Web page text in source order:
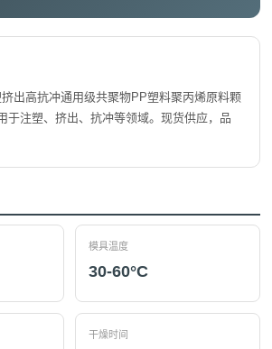
出高抗冲通用级共聚物PP塑料聚丙烯原料颗
于注塑、挤出、抗冲等领域。现货供应，品
模具温度
30-60°C
干燥时间